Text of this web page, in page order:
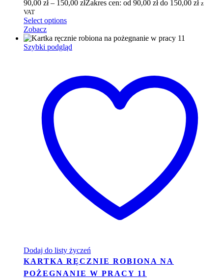
90,00 zł – 150,00 złZakres cen: od 90,00 zł do 150,00 zł z
VAT
Select options
Zobacz
Szybki podgląd
Dodaj do listy życzeń
KARTKA RĘCZNIE ROBIONA NA
POŻEGNANIE W PRACY 11